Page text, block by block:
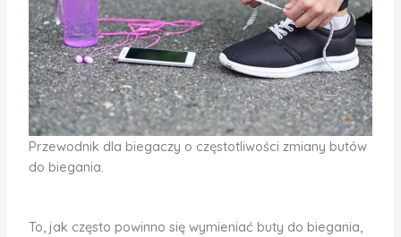
Przewodnik dla biegaczy o częstotliwości zmiany butów
do biegania.
To, jak często powinno się wymieniać buty do biegania,